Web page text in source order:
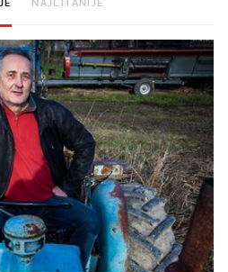
NAJČITANIJE